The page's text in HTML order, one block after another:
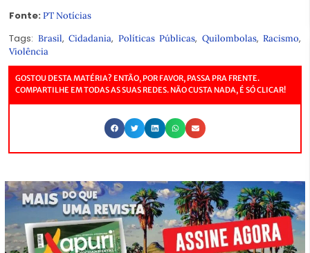
Fonte: PT Notícias
Tags: Brasil, Cidadania, Políticas Públicas, Quilombolas, Racismo,
Violência
GOSTOU DESTA MATÉRIA? ENTÃO, POR FAVOR, PASSA PRA FRENTE.
COMPARTILHE EM TODAS AS SUAS REDES. NÃO CUSTA NADA, É SÓ CLICAR!